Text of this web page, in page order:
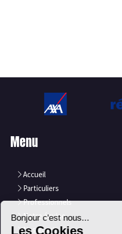
Menu
Accueil
Particuliers
Professionnels
Notre équipe
Nos atouts